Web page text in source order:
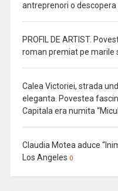
antreprenori o
PROFIL DE ARTIST.
roman premiat pe marile
Calea Victoriei, strada
eleganta. Povestea
Capitala era numita
Claudia Motea aduce
Los Angeles 0